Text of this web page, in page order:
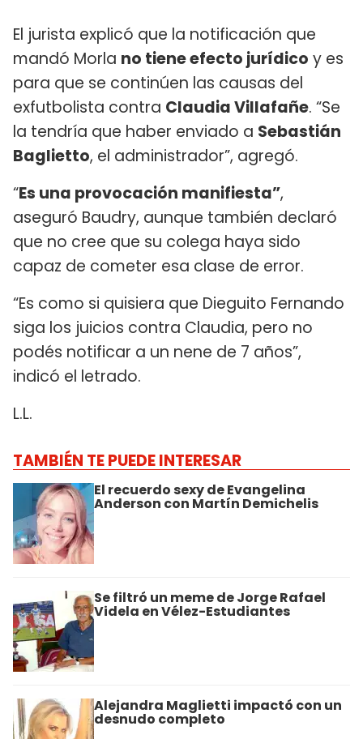
El jurista explicó que la notificación que
mandó Morla no tiene efecto jurídico y es
para que se continúen las causas del
exfutbolista contra Claudia Villafañe. “Se
la tendría que haber enviado a Sebastián
Baglietto, el administrador”, agregó.
“Es una provocación manifiesta”,
aseguró Baudry, aunque también declaró
que no cree que su colega haya sido
capaz de cometer esa clase de error.
“Es como si quisiera que Dieguito Fernando
siga los juicios contra Claudia, pero no
podés notificar a un nene de 7 años”,
indicó el letrado.
L.L.
TAMBIÉN TE PUEDE INTERESAR
El recuerdo sexy de Evangelina
Anderson con Martín Demichelis
Se filtró un meme de Jorge Rafael
Videla en Vélez-Estudiantes
Alejandra Maglietti impactó con un
desnudo completo